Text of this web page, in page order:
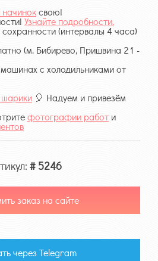
свою!
Узнайте подробности.
сохранности (интервалы 4 часа)
(м. Бибирево, Пришвина 21 -
с холодильниками от
🎈 Надуем и привезём
фотографии работ и
# 5246
заказ на сайте
через Telegram